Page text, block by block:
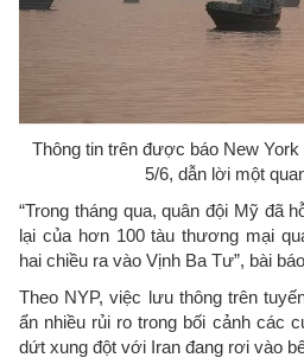
Thông tin trên được báo New
5/6, dẫn lời một
“Trong tháng qua, quân đội Mỹ đã
lại của hơn 100 tàu thương mại
hai chiều ra vào Vịnh Ba Tư”, bài
Theo NYP, việc lưu thông trên
ẩn nhiều rủi ro trong bối cảnh các
dứt xung đột với Iran đang rơi vào